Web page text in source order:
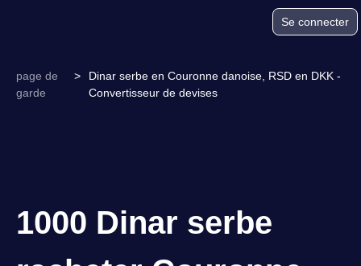
Se connecter
page de
garde
>
Dinar serbe en Couronne danoise, RSD en DKK -
Convertisseur de devises
1000 Dinar serbe